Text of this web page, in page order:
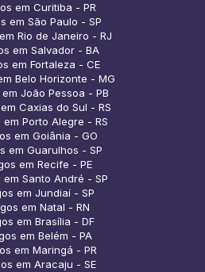
em Curitiba - PR
em São Paulo - SP
Rio de Janeiro - RJ
em Salvador - BA
em Fortaleza - CE
Belo Horizonte - MG
João Pessoa - PB
Caxias do Sul - RS
Porto Alegre - RS
em Goiânia - GO
em Guarulhos - SP
em Recife - PE
Santo André - SP
em Jundiaí - SP
em Natal - RN
em Brasília - DF
em Belém - PA
em Maringá - PR
em Aracaju - SE